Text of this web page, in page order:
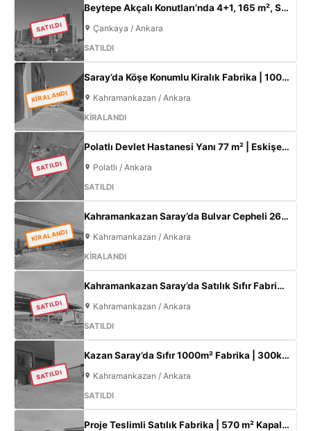
SATILDI
Beytepe Akçalı Konutları’nda 4+1, 165 m², Sıfır Lüks Daire | Site İçi, Otoparklı, Takasa Uygun
Çankaya / Ankara
SATILDI
KİRALANDI
Saray’da Köşe Konumlu Kiralık Fabrika | 1000 m² Kapalı Alan | 3 Kat Ofis | 100 kW
Kahramankazan / Ankara
KİRALANDI
SATILDI
Polatlı Devlet Hastanesi Yanı 77 m² | Eskişehir Yolu Cepheli | Ticari+Konut İmarlı Arsa
Polatlı / Ankara
SATILDI
KİRALANDI
Kahramankazan Saray’da Bulvar Cepheli 2600 m² Kiralık Fabrika | 400 KW Enerji | Ofisli Üretim Tesisi
Kahramankazan / Ankara
KİRALANDI
SATILDI
Kahramankazan Saray’da Satılık Sıfır Fabrika | 11 m Tavan | 200 KW
Kahramankazan / Ankara
SATILDI
SATILDI
Kazan Saray’da Sıfır 1000m² Fabrika | 300kW Enerji + 120m² Ofis
Kahramankazan / Ankara
SATILDI
Proje Teslimli Satılık Fabrika | 570 m² Kapalı Alan + 450 m² Açık Alan | 100 KW Enerji | Saray Kahramankazan